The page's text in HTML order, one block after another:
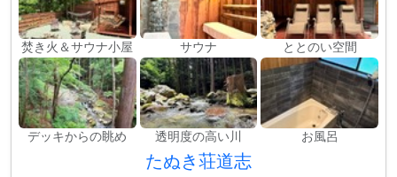
焚き火＆サウナ小屋 サウナ ととのい空間
デッキからの眺め 透明度の高い川 お風呂
たぬき荘道志